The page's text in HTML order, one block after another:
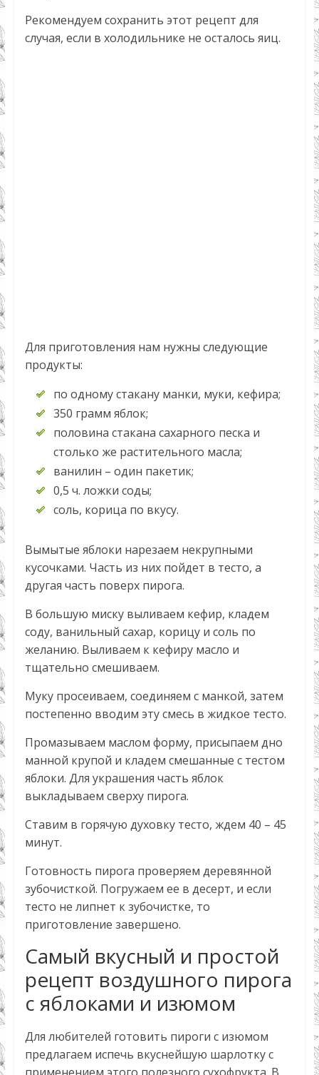
Рекомендуем сохранить этот рецепт для
случая, если в холодильнике не осталось яиц.
Для приготовления нам нужны следующие
продукты:
по одному стакану манки, муки, кефира;
350 грамм яблок;
половина стакана сахарного песка и
столько же растительного масла;
ванилин – один пакетик;
0,5 ч. ложки соды;
соль, корица по вкусу.
Вымытые яблоки нарезаем некрупными
кусочками. Часть из них пойдет в тесто, а
другая часть поверх пирога.
В большую миску выливаем кефир, кладем
соду, ванильный сахар, корицу и соль по
желанию. Выливаем к кефиру масло и
тщательно смешиваем.
Муку просеиваем, соединяем с манкой, затем
постепенно вводим эту смесь в жидкое тесто.
Промазываем маслом форму, присыпаем дно
манной крупой и кладем смешанные с тестом
яблоки. Для украшения часть яблок
выкладываем сверху пирога.
Ставим в горячую духовку тесто, ждем 40 – 45
минут.
Готовность пирога проверяем деревянной
зубочисткой. Погружаем ее в десерт, и если
тесто не липнет к зубочистке, то
приготовление завершено.
Самый вкусный и простой
рецепт воздушного пирога
с яблоками и изюмом
Для любителей готовить пироги с изюмом
предлагаем испечь вкуснейшую шарлотку с